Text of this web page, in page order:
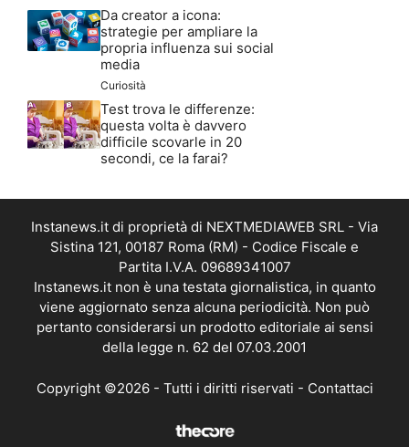
Da creator a icona:
strategie per ampliare la
propria influenza sui social
media
Curiosità
Test trova le differenze:
questa volta è davvero
difficile scovarle in 20
secondi, ce la farai?
Instanews.it di proprietà di NEXTMEDIAWEB SRL - Via
Sistina 121, 00187 Roma (RM) - Codice Fiscale e
Partita I.V.A. 09689341007
Instanews.it non è una testata giornalistica, in quanto
viene aggiornato senza alcuna periodicità. Non può
pertanto considerarsi un prodotto editoriale ai sensi
della legge n. 62 del 07.03.2001
Copyright ©2026 - Tutti i diritti riservati - Contattaci